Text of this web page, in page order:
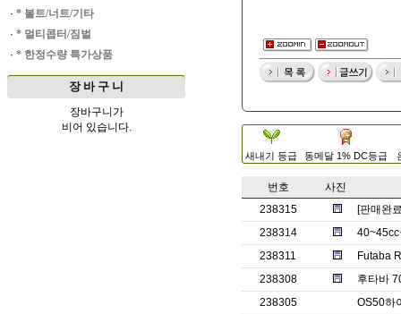
· * 볼트/너트/기타
· * 멀티콥터/짐벌
· * 한정수량 특가상품
장 바 구 니
장바구니가
비어 있습니다.
새내기 등급 동메달 1% DC등급
번호
사진
238315
[판매완
238314
40~45cc
238311
Futaba
238308
후타바
238305
OS50하